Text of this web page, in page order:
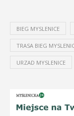
BIEG MYSLENICE
TRASA BIEG
URZAD MYSLENICE